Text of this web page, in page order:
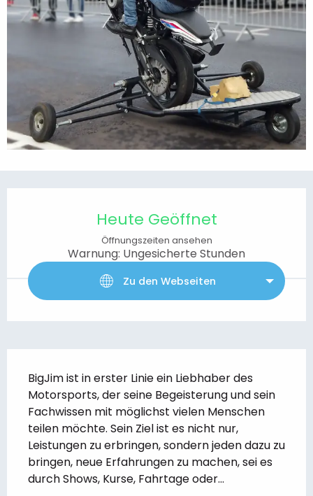
Heute Geöffnet
Öffnungszeiten ansehen
Warnung: Ungesicherte Stunden
Zu den Webseiten
BigJim ist in erster Linie ein Liebhaber des
Motorsports, der seine Begeisterung und sein
Fachwissen mit möglichst vielen Menschen
teilen möchte. Sein Ziel ist es nicht nur,
Leistungen zu erbringen, sondern jeden dazu zu
bringen, neue Erfahrungen zu machen, sei es
durch Shows, Kurse, Fahrtage oder...